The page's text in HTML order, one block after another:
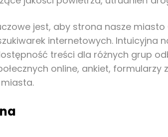
jest, aby strona nasze
internetowych. Intuicyjna
treści dla różnych grup
online, ankiet,